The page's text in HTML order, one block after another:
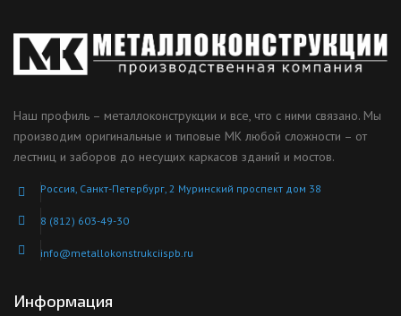
Наш профиль – металлоконструкции и все, что с ними связано. Мы
производим оригинальные и типовые МК любой сложности – от
лестниц и заборов до несущих каркасов зданий и мостов.
Россия, Санкт-Петербург, 2 Муринский проспект дом 38
8 (812) 603-49-30
info@metallokonstrukciispb.ru
Информация